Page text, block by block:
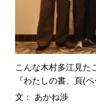
こんな木村多江見た
『わたしの書、頁(
文： あかね渉